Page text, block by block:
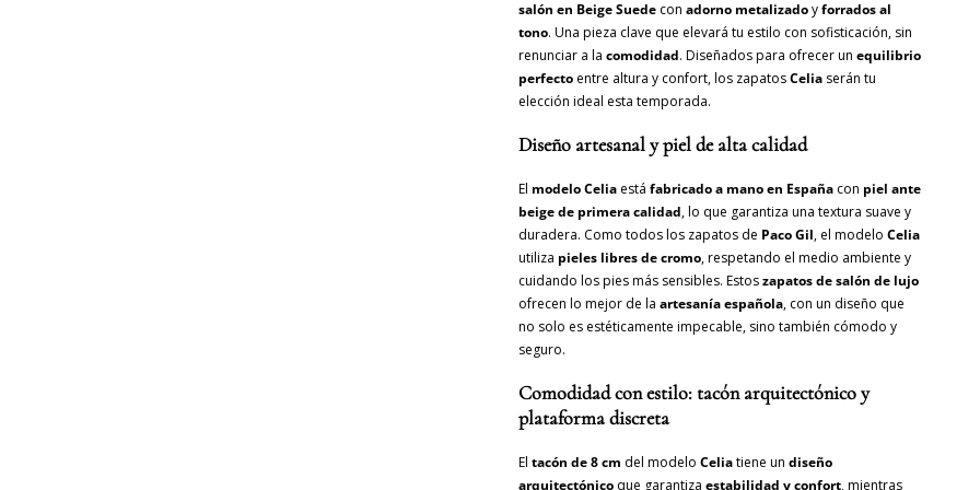
salón en Beige Suedecon adorno metalizadoyforrados al
tono. Una pieza clave que elevará tu estilo con sofisticación, sin
renunciar a la comodidad. Diseñados para ofrecer un equilibrio
perfectoentre altura y confort, los zapatosCeliaserán tu
elección ideal esta temporada.
Diseño artesanal y piel de alta calidad
El modelo Celiaestá fabricado a mano en Españacon piel ante
beige de primera calidad, lo que garantiza una textura suave y
duradera. Como todos los zapatos de Paco Gil, el modelo Celia
utiliza pieles libres de cromo, respetando el medio ambiente y
cuidando los pies más sensibles. Estoszapatos de salón de lujo
ofrecen lo mejor de la artesanía española, con un diseño que
no solo es estéticamente impecable, sino también cómodo y
seguro.
Comodidad con estilo: tacón arquitectónico y
plataforma discreta
El tacón de 8 cm del modelo Celiatiene un diseño
arquitectónicoque garantiza estabilidad y confort, mientras